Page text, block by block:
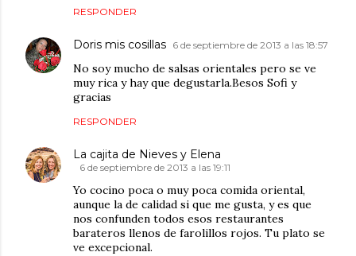
RESPONDER
Doris mis cosillas 6 de septiembre de 2013 a las 18:57
No soy mucho de salsas orientales pero se ve
muy rica y hay que degustarla.Besos Sofi y
gracias
RESPONDER
La cajita de Nieves y Elena
6 de septiembre de 2013 a las 19:11
Yo cocino poca o muy poca comida oriental,
aunque la de calidad si que me gusta, y es que
nos confunden todos esos restaurantes
barateros llenos de farolillos rojos. Tu plato se
ve excepcional.